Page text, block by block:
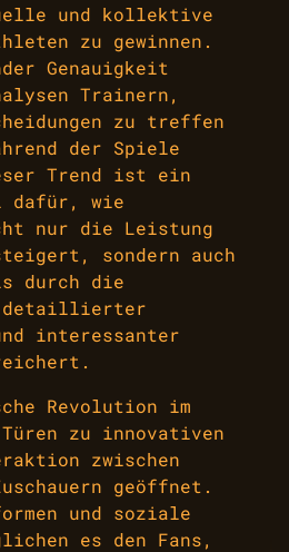
und kollektive
zu gewinnen.
Genauigkeit
Trainern,
zu treffen
der Spiele
Trend ist ein
dafür, wie
nur die Leistung
sondern auch
durch die
detaillierter
interessanter
Revolution im
zu innovativen
zwischen
geöffnet.
und soziale
es den Fans,